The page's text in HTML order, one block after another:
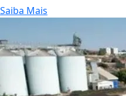
Saiba Mais